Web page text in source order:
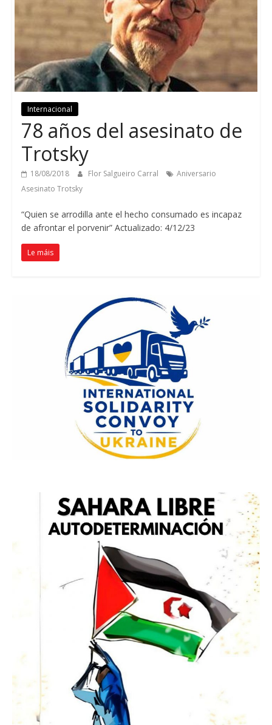
Internacional
78 años del asesinato de
Trotsky
18/08/2018 Flor Salgueiro Carral
Aniversario
Asesinato Trotsky
“Quien se arrodilla ante el hecho consumado es incapaz
de afrontar el porvenir” Actualizado: 4/12/23
Le máis